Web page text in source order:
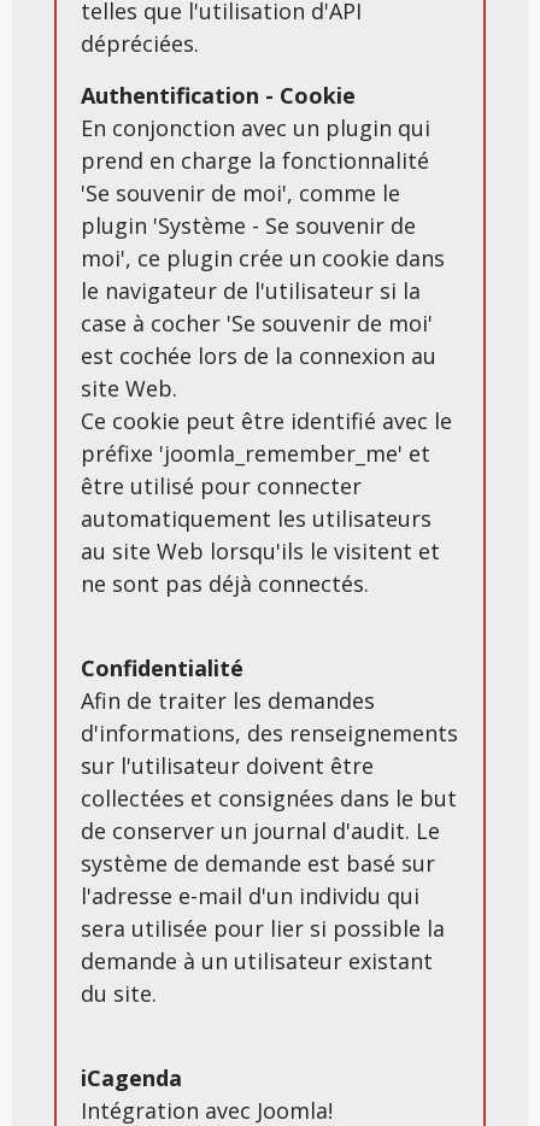
telles que l'utilisation d'API
dépréciées.
Authentification - Cookie
En conjonction avec un plugin qui
prend en charge la fonctionnalité
'Se souvenir de moi', comme le
plugin 'Système - Se souvenir de
moi', ce plugin crée un cookie dans
le navigateur de l'utilisateur si la
case à cocher 'Se souvenir de moi'
est cochée lors de la connexion au
site Web.
Ce cookie peut être identifié avec le
préfixe 'joomla_remember_me' et
être utilisé pour connecter
automatiquement les utilisateurs
au site Web lorsqu'ils le visitent et
ne sont pas déjà connectés.
Confidentialité
Afin de traiter les demandes
d'informations, des renseignements
sur l'utilisateur doivent être
collectées et consignées dans le but
de conserver un journal d'audit. Le
système de demande est basé sur
l'adresse e-mail d'un individu qui
sera utilisée pour lier si possible la
demande à un utilisateur existant
du site.
iCagenda
Intégration avec Joomla!